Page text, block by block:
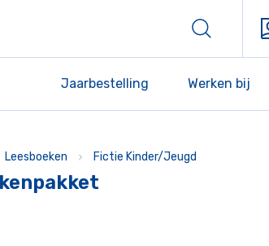
Jaarbestelling Werken bij
Leesboeken Fictie Kinder/Jeugd